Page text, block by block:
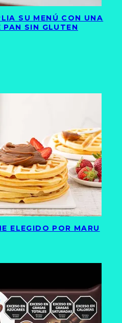
SU MENÚ CON UNA
PAN SIN GLUTEN
ELEGIDO POR MARU